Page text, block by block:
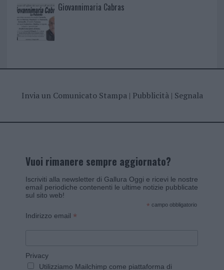
Giovannimaria Cabras
Invia un Comunicato Stampa| Pubblicità| Segnala
Vuoi rimanere sempre aggiornato?
Iscriviti alla newsletter di Gallura Oggi e ricevi le nostre
email periodiche contenenti le ultime notizie pubblicate
sul sito web!
* campo obbligatorio
Indirizzo email *
Privacy
Utilizziamo Mailchimp come piattaforma di